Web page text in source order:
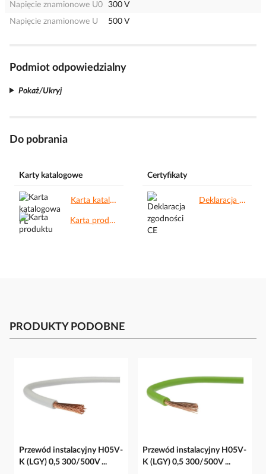
Napięcie znamionowe U0
300 V
Napięcie znamionowe U
500 V
Podmiot odpowiedzialny
Pokaż/Ukryj
Do pobrania
Karty katalogowe
Karta katalogowa PL.pdf
Karta produktu.pdf
Certyfikaty
Deklaracja zgodności CE.pdf
PRODUKTY PODOBNE
Przewód instalacyjny H05V-
K (LGY) 0,5 300/500V ...
Przewód instalacyjny H05V-
K (LGY) 0,5 300/500V ...